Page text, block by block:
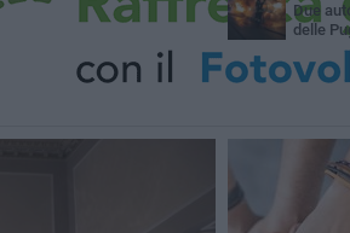
Due
delle